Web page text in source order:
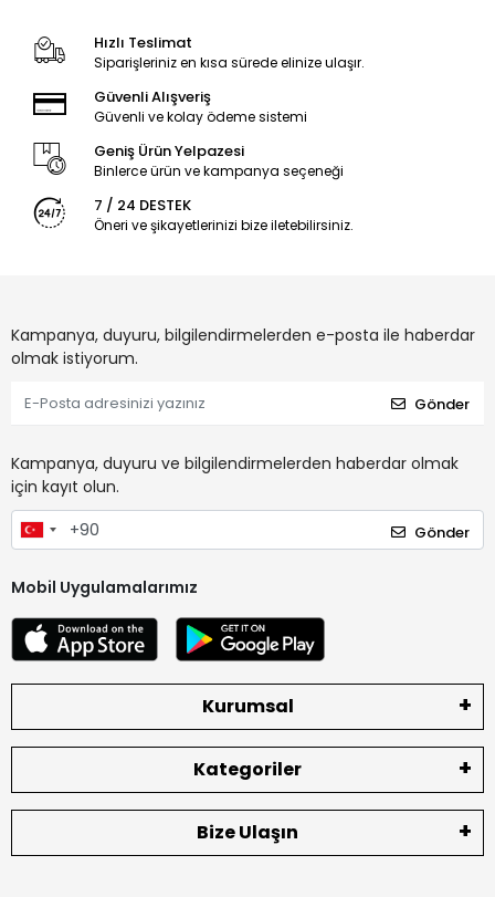
Hızlı Teslimat
Siparişleriniz en kısa sürede elinize ulaşır.
Güvenli Alışveriş
Güvenli ve kolay ödeme sistemi
Geniş Ürün Yelpazesi
Binlerce ürün ve kampanya seçeneği
7 / 24 DESTEK
Öneri ve şikayetlerinizi bize iletebilirsiniz.
Kampanya, duyuru, bilgilendirmelerden e-posta ile haberdar
olmak istiyorum.
Gönder
Kampanya, duyuru ve bilgilendirmelerden haberdar olmak
için kayıt olun.
Gönder
Mobil Uygulamalarımız
Kurumsal
Kategoriler
Bize Ulaşın